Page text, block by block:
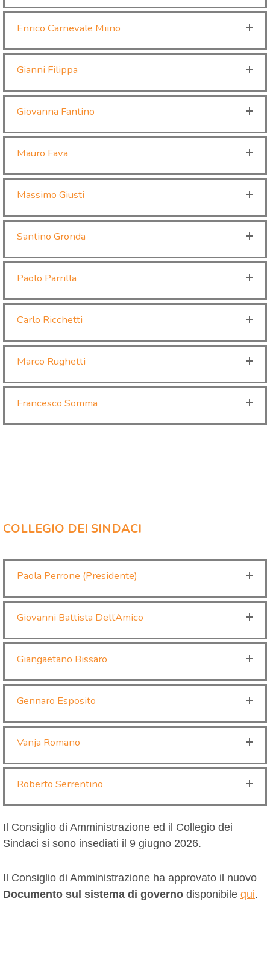
Enrico Carnevale Miino
Gianni Filippa
Giovanna Fantino
Mauro Fava
Massimo Giusti
Santino Gronda
Paolo Parrilla
Carlo Ricchetti
Marco Rughetti
Francesco Somma
COLLEGIO DEI SINDACI
Paola Perrone (Presidente)
Giovanni Battista Dell’Amico
Giangaetano Bissaro
Gennaro Esposito
Vanja Romano
Roberto Serrentino
Il Consiglio di Amministrazione ed il Collegio dei
Sindaci si sono insediati il 9 giugno 2026.
Il Consiglio di Amministrazione ha approvato il nuovo
Documento sul sistema di governo disponibile qui.